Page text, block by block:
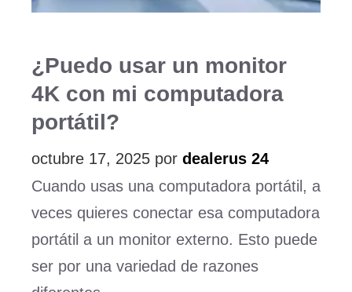
¿Puedo usar un monitor
4K con mi computadora
portátil?
octubre 17, 2025 por dealerus 24
Cuando usas una computadora portátil, a
veces quieres conectar esa computadora
portátil a un monitor externo. Esto puede
ser por una variedad de razones